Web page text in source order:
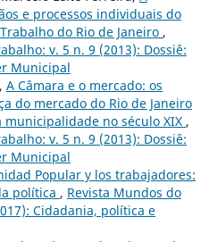
e processos individuais do
do Rio de Janeiro ,
v. 5 n. 9 (2013): Dossiê:
Municipal
A Câmara e o mercado: os
do mercado do Rio de Janeiro
municipalidade no século XIX ,
v. 5 n. 9 (2013): Dossiê:
Municipal
Popular y los trabajadores:
política , Revista Mundos do
Cidadania, política e